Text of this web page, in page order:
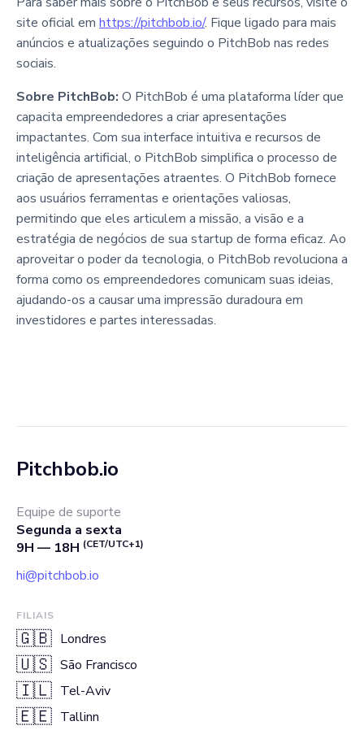
site oficial em https://pitchbob.io/. Fique ligado para mais
anúncios e atualizações seguindo o PitchBob nas redes
sociais.
Sobre PitchBob: O PitchBob é uma plataforma líder que
capacita empreendedores a criar apresentações
impactantes. Com sua interface intuitiva e recursos de
inteligência artificial, o PitchBob simplifica o processo de
criação de apresentações atraentes. O PitchBob fornece
aos usuários ferramentas e orientações valiosas,
permitindo que eles articulem a missão, a visão e a
estratégia de negócios de sua startup de forma eficaz. Ao
aproveitar o poder da tecnologia, o PitchBob revoluciona a
forma como os empreendedores comunicam suas ideias,
ajudando-os a causar uma impressão duradoura em
investidores e partes interessadas.
Pitchbob.io
Equipe de suporte
Segunda a sexta
9H — 18H (CET/UTC+1)
hi@pitchbob.io
FILIAIS
🇬🇧 Londres
🇺🇸 São Francisco
🇮🇱 Tel-Aviv
🇪🇪 Tallinn